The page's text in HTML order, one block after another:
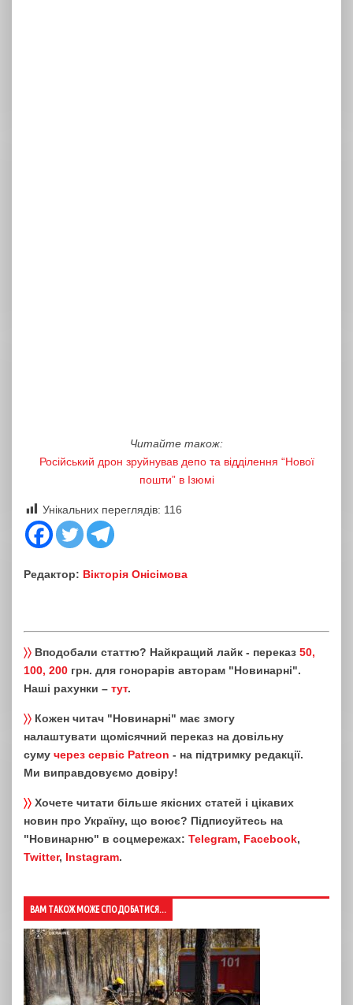
Читайте також:
Російський дрон зруйнував депо та відділення “Нової
пошти” в Ізюмі
Унікальних переглядів: 116
Редактор: Вікторія Онісімова
〉〉 Вподобали статтю? Найкращий лайк - переказ 50,
100, 200 грн. для гонорарів авторам "Новинарні".
Наші рахунки – тут.
〉〉 Кожен читач "Новинарні" має змогу
налаштувати щомісячний переказ на довільну
суму через сервіс Patreon - на підтримку редакції.
Ми виправдовуємо довіру!
〉〉 Хочете читати більше якісних статей і цікавих
новин про Україну, що воює? Підписуйтесь на
"Новинарню" в соцмережах: Telegram, Facebook,
Twitter, Instagram.
ВАМ ТАКОЖ МОЖЕ СПОДОБАТИСЯ...